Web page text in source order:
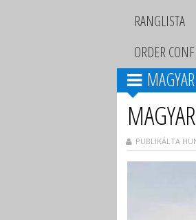
RANGLISTA
ORDER
PUBLIKÁLTA